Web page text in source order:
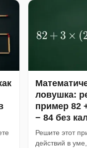
ловушка:
пример 82
− 84 без
Решите этот
действий в